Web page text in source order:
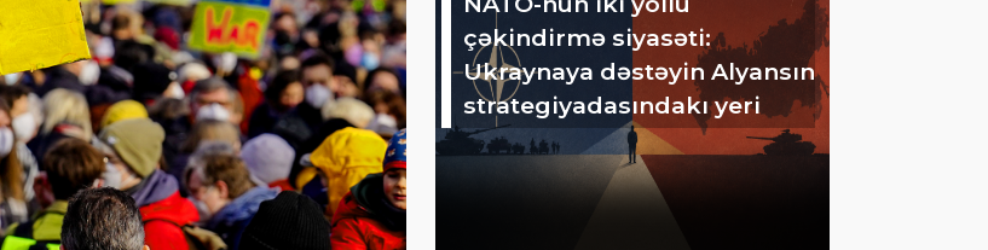
çəkindirmə siyasəti:
Ukraynaya dəstəyin Alyansın
strategiyadasındakı yeri